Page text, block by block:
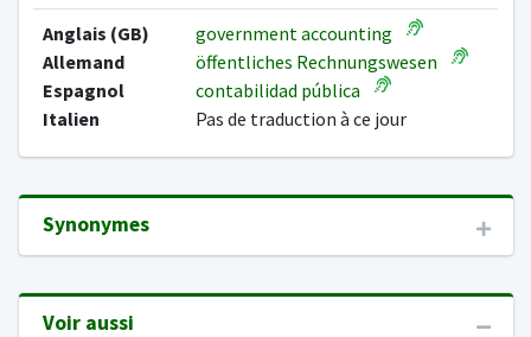
Anglais (GB)
government accounting
Allemand
öffentliches Rechnungswesen
Espagnol
contabilidad pública
Italien
Pas de traduction à ce jour
Synonymes
Voir aussi